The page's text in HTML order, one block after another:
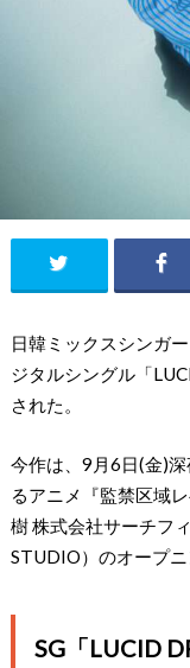
日韓ミックスシンガ
ジタルシングル「
された。
今作は、9月6日(金)
るアニメ『監禁区域
樹 株式会社サーチフ
STUDIO）のオープニ
SG「LUCID